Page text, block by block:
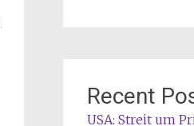
Recent
USA: Streit um